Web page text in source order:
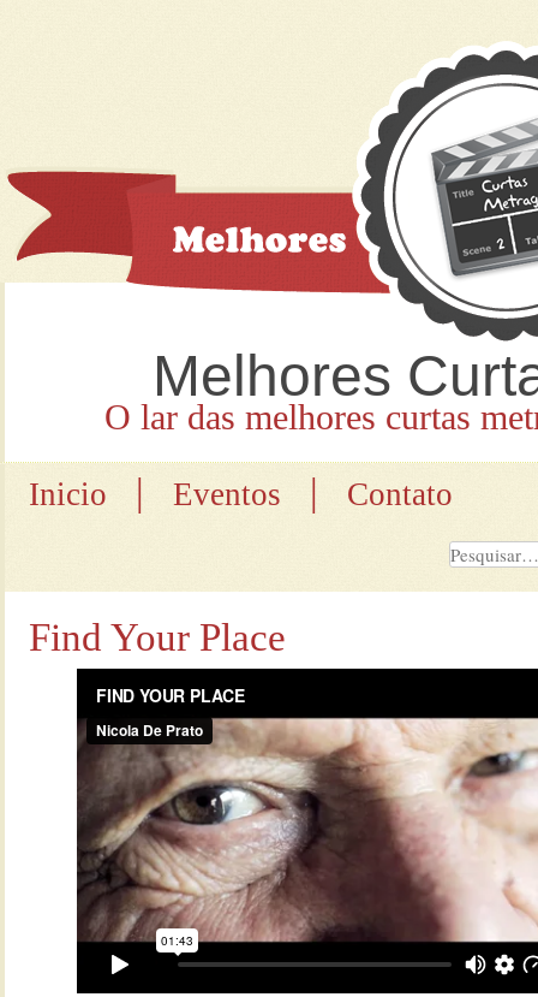
Melhores
O lar das melhores curtas
Inicio | Eventos | Contato
Find Your Place